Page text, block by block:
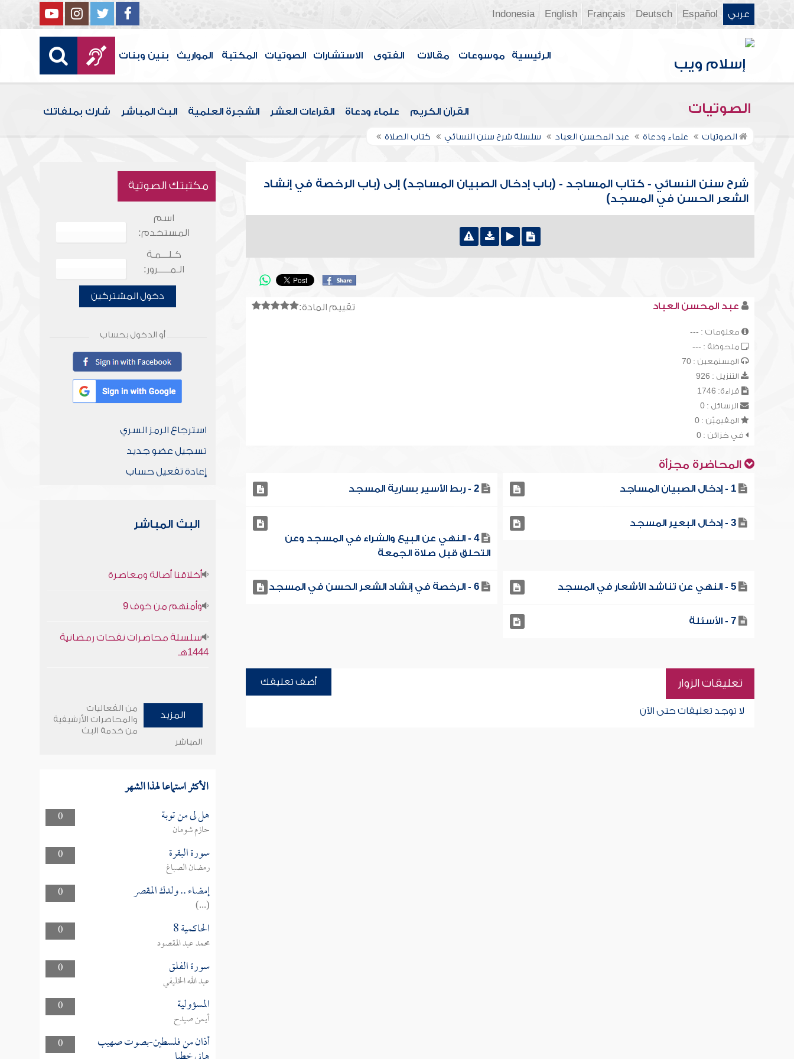
عربي Español
Deutsch
Français
English
Indonesia
الرئيسية موسوعات مقالات الفتوى الاستشارات الصوتيات المكتبة المواريث بنين وبنات
الصوتيات القرآن الكريم علماء ودعاة القراءات العشر الشجرة العلمية البث المباشر شارك بملفاتك
الصوتيات علماء ودعاة عبد المحسن العباد سلسلة شرح سنن النسائي كتاب الصلاة
شرح سنن النسائي - كتاب المساجد - (باب إدخال الصبيان المساجد) إلى (باب الرخصة في إنشاد
الشعر الحسن في المسجد)
تقييم المادة: عبد المحسن العباد
معلومات : ---
ملحوظة : ---
المستمعين : 70
التنزيل : 926
قراءة: 1746
الرسائل : 0
المقيميّن : 0
في خزائن : 0
المحاضرة مجزأة
1 - إدخال الصبيان المساجد 2 - ربط الأسير بسارية المسجد
3 - إدخال البعير المسجد
4 - النهي عن البيع والشراء في المسجد وعن
التحلق قبل صلاة الجمعة
5 - النهي عن تناشد الأشعار في المسجد 6 - الرخصة في إنشاد الشعر الحسن في المسجد
7 - الأسئلة
تعليقات الزوار أضف تعليقك
لا توجد تعليقات حتى الآن
مكتبتك الصوتية
اسم
المستخدم:
كـلـــمـة
الـمـــــرور:
دخول المشتركين
أو الدخول بحساب
استرجاع الرمز السري
تسجيل عضو جديد
إعادة تفعيل حساب
البث المباشر
أخلاقنا أصالة ومعاصرة
وأمنهم من خوف 9
سلسلة محاضرات نفحات رمضانية
1444هـ
المزيد
من الفعاليات
والمحاضرات الأرشيفية
من خدمة البث
المباشر
الأكثر استماعا لهذا الشهر
0 هل لى من توبة
حازم شومان
0
سورة البقرة
رمضان الصباغ
0
إمضاء .. ولدك المقصر
(...)
0
الحاكمية 8
محمد عبد المقصود
0
سورة الفلق
عبد الله الخليفي
0
المسؤولية
أيمن صيدح
0
أذان من فلسطين-بصوت صهيب